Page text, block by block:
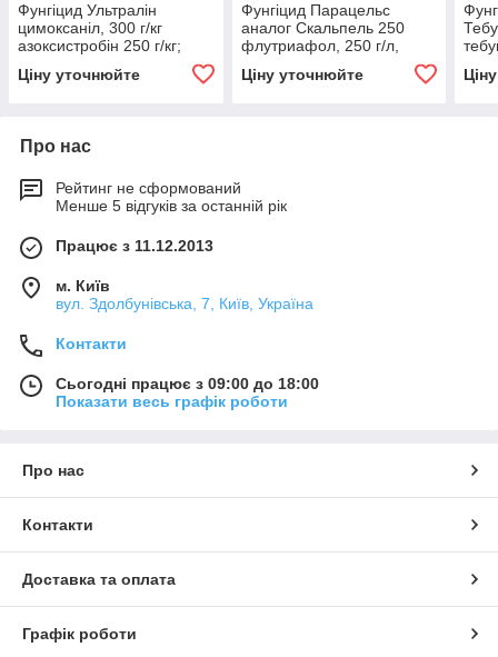
Фунгіцид Ультралін
цимоксаніл, 300 г/кг
азоксистробін 250 г/кг;
Ціну уточнюйте
Фунгіцид Парацельс
аналог Скальпель 250
флутриафол, 250 г/л,
зернові, буряк, виноград,
яблуні
Ціну уточнюйте
Про нас
Рейтинг не сформований
Менше 5 відгуків за останній рік
Працює з 11.12.2013
м. Київ
вул. Здолбунівська, 7, Київ, Україна
Контакти
Сьогодні працює з 09:00 до 18:00
Показати весь графік роботи
Про нас
Контакти
Доставка та оплата
Графік роботи